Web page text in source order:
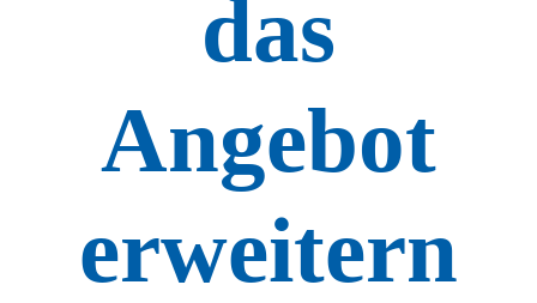
das
Angebot
erweitern